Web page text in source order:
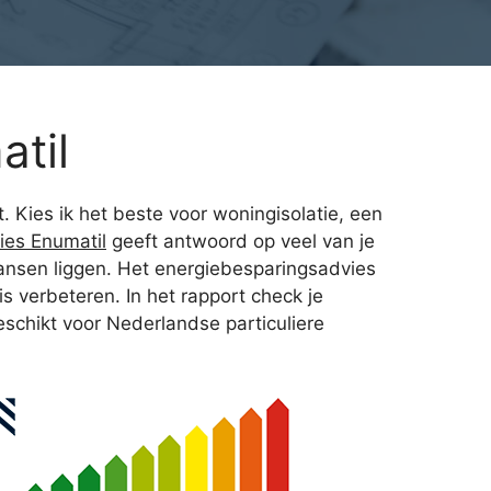
Kies ik het beste voor woningisolatie, een
Enumatil geeft antwoord op veel van je
liggen. Het energiebesparingsadvies
verbeteren. In het rapport check je
voor Nederlandse particuliere